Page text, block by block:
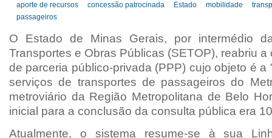
aporte de recursos concessão patrocinada Estado mobilidade
passageiros
O Estado de Minas Gerais, por intermédio
Transportes e Obras Públicas (SETOP), reabriu a
de parceria público-privada (PPP) cujo objeto é a
serviços de transportes de passageiros do
metroviário da Região Metropolitana de Belo
inicial para a conclusão da consulta pública era
Atualmente, o sistema resume-se à sua